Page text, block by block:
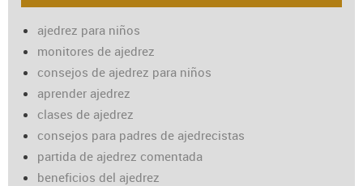
ajedrez para niños
monitores de ajedrez
consejos de ajedrez para niños
aprender ajedrez
clases de ajedrez
consejos para padres de ajedrecistas
partida de ajedrez comentada
beneficios del ajedrez